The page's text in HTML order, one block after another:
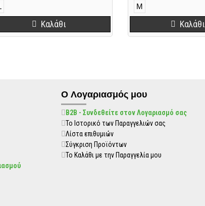
Καλάθι
M
Καλάθι
O Λογαριασμός μου
B2B - Συνδεθείτε στον Λογαριασμό σας
Το Ιστορικό των Παραγγελιών σας
Λίστα επιθυμιών
Σύγκριση Προϊόντων
Το Καλάθι με την Παραγγελία μου